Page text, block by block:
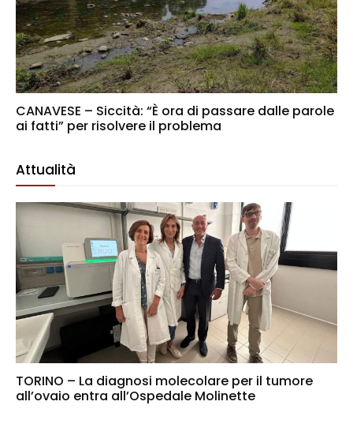
CANAVESE – Siccità: “È ora di passare dalle parole
ai fatti” per risolvere il problema
Attualità
TORINO – La diagnosi molecolare per il tumore
all’ovaio entra all’Ospedale Molinette